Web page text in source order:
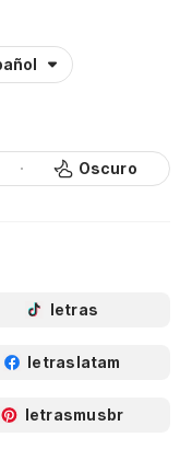
Oscuro
letras
letraslatam
letrasmusbr